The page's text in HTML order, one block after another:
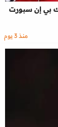
بي إن سبورت
منذ 3 يوم